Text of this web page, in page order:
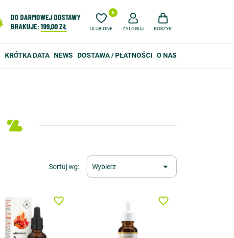
DO DARMOWEJ DOSTAWY
BRAKUJE:199,00 ZŁ ULUBIONE
0
ZALOGUJ KOSZYK
KRÓTKA DATA NEWS DOSTAWA / PŁATNOŚCI O NAS
Sortuj wg: Wybierz 
favorite_border favorite_border